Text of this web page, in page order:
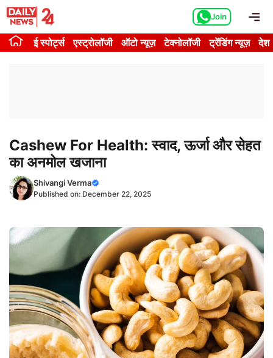
Skip
content
Join
ई स्पोर्ट्स एस्ट्रोलॉजी ऑटो न्यूज़ टेक्नोलॉजी ट्रेंडिंग न्यूज़ देश
Cashew For Health: स्वाद, ऊर्जा और सेहत
का अनमोल खजाना
Shivangi Verma
Published on: December 22, 2025